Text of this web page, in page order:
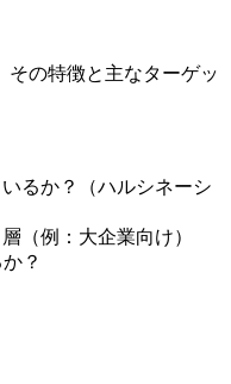
その特徴と主なターゲッ
るか？（ハルシネーシ
（例：大企業向け）
？